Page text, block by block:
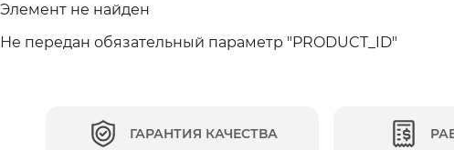
Элемент не найден
Не передан обязательный параметр "PRODUCT_ID"
ГАРАНТИЯ КАЧЕСТВА